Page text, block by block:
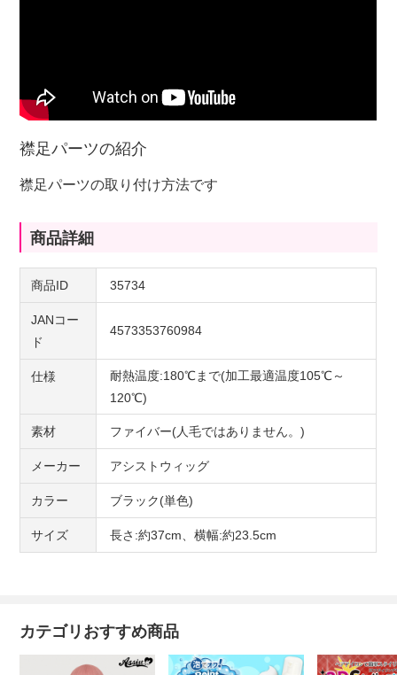
襟足パーツの紹介
襟足パーツの取り付け方法です
商品詳細
商品ID 35734
JANコー
ド
4573353760984
仕様
耐熱温度:180℃まで(加工最適温度105℃～
120℃)
素材 ファイバー(人毛ではありません。)
メーカー アシストウィッグ
カラー ブラック(単色)
サイズ 長さ:約37cm、横幅:約23.5cm
カテゴリおすすめ商品